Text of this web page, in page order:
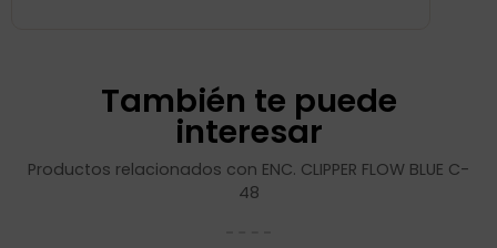
También te puede
interesar
Productos relacionados con ENC. CLIPPER FLOW BLUE C-
48